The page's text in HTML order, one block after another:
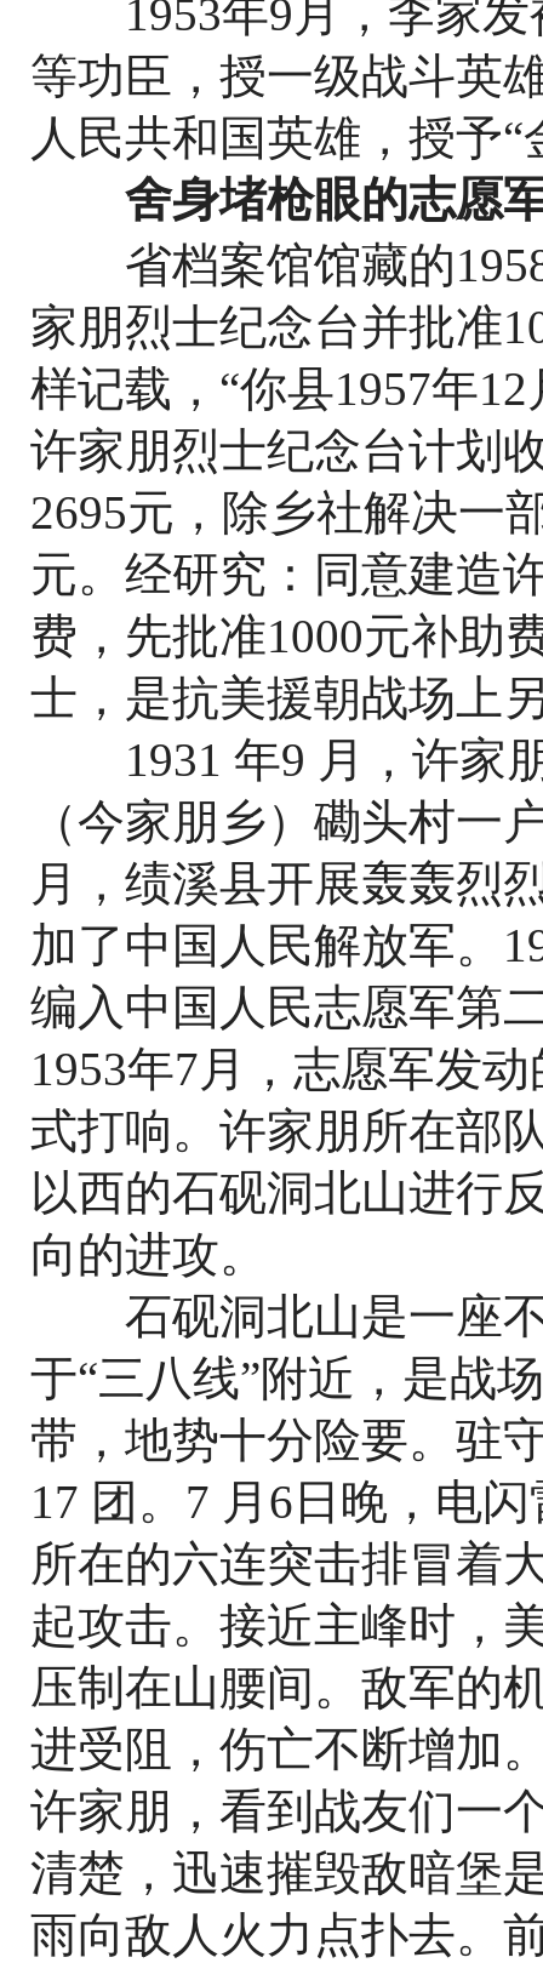
1953年9月，李家发
等功臣，授一级战斗英
人民共和国英雄，授予
舍身堵枪眼的志愿
省档案馆馆藏的1958
家朋烈士纪念台并批准
样记载，“你县1957年
许家朋烈士纪念台计划
2695元，除乡社解决一
元。经研究：同意建造
费，先批准1000元补
士，是抗美援朝战场上
1931 年9 月，许家朋
（今家朋乡）磡头村一
月，绩溪县开展轰轰烈
加了中国人民解放军。
编入中国人民志愿军第
1953年7月，志愿军发
式打响。许家朋所在部
以西的石砚洞北山进行
向的进攻。
石砚洞北山是一座不
于“三八线”附近，是战
带，地势十分险要。驻
17 团。7 月6日晚，电
所在的六连突击排冒着
起攻击。接近主峰时，
压制在山腰间。敌军的
进受阻，伤亡不断增加
许家朋，看到战友们一
清楚，迅速摧毁敌暗堡
雨向敌人火力点扑去。